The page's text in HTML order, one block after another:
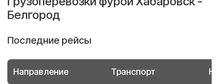
Белгород
Последние рейсы
Направление Транспорт